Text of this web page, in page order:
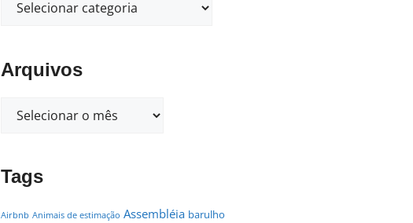
Arquivos
Tags
Airbnb Animais de estimação Assembléia barulho